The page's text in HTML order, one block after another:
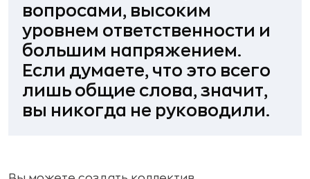
вопросами, высоким
уровнем ответственности и
большим напряжением.
Если думаете, что это всего
лишь общие слова, значит,
вы никогда не руководили.